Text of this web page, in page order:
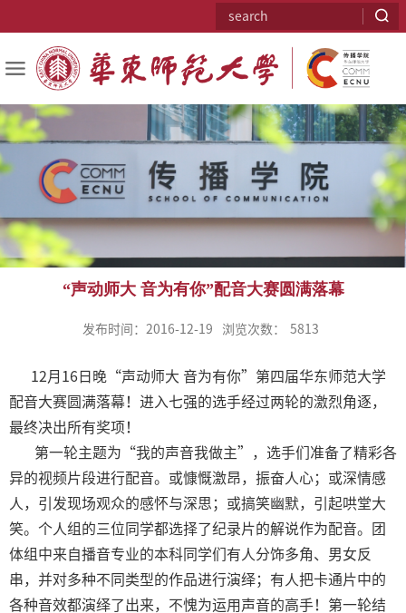
“声动师大 音为有你”配音大赛圆满落幕
发布时间：2016-12-19 浏览次数： 5813
12月16日晚“声动师大 音为有你”第四届华东师范大学
配音大赛圆满落幕！进入七强的选手经过两轮的激烈角逐，
最终决出所有奖项！
第一轮主题为“我的声音我做主”，选手们准备了精彩各
异的视频片段进行配音。或慷慨激昂，振奋人心；或深情感
人，引发现场观众的感怀与深思；或搞笑幽默，引起哄堂大
笑。个人组的三位同学都选择了纪录片的解说作为配音。团
体组中来自播音专业的本科同学们有人分饰多角、男女反
串，并对多种不同类型的作品进行演绎；有人把卡通片中的
各种音效都演绎了出来，不愧为运用声音的高手！第一轮结